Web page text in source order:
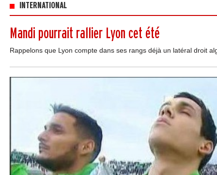
INTERNATIONAL
Mandi pourrait rallier Lyon cet été
Rappelons que Lyon compte dans ses rangs déjà un latéral droit